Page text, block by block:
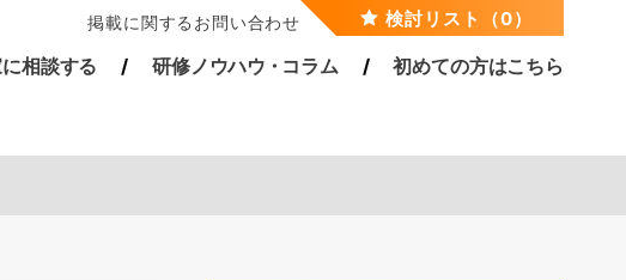
掲載に関するお問い合わせ 検討リスト（0）
相談する 研修ノウハウ・ コラム 初めての方はこちら